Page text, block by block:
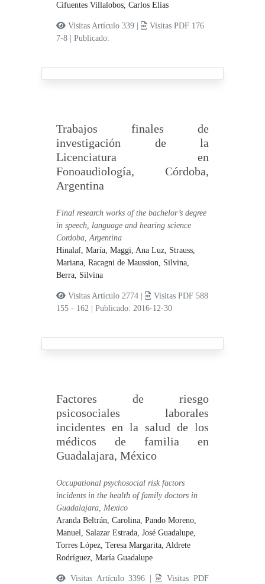
Cifuentes Villalobos, Carlos Elias
Visitas Artículo 339 |
Visitas PDF 176
7-8
|Publicado:
Trabajos finales de
investigación de la
Licenciatura en
Fonoaudiología, Córdoba,
Argentina
Final research works of the bachelor’s degree
in speech, language and hearing science
Cordoba, Argentina
Hinalaf, María,Maggi, Ana Luz, Strauss,
Mariana,Racagni de Maussion, Silvina,
Berra, Silvina
Visitas Artículo 2774 |
Visitas PDF 588
155 - 162
|Publicado: 2016-12-30
Factores de riesgo
psicosociales laborales
incidentes en la salud de los
médicos de familia en
Guadalajara, México
Occupational psychosocial risk factors
incidents in the health of family doctors in
Guadalajara, Mexico
Aranda Beltrán, Carolina,Pando Moreno,
Manuel, Salazar Estrada, José Guadalupe,
Torres López, Teresa Margarita,Aldrete
Rodríguez, María Guadalupe
Visitas Artículo 3396 |
Visitas PDF